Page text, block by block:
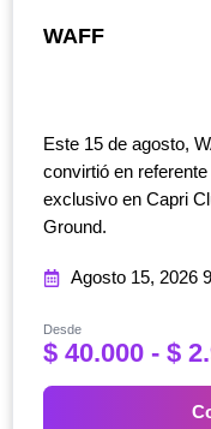
WAFF
Este 15 de agosto,
convirtió en
exclusivo en Capri
Ground.
Agosto 15, 2026
Desde
$40.000 - $